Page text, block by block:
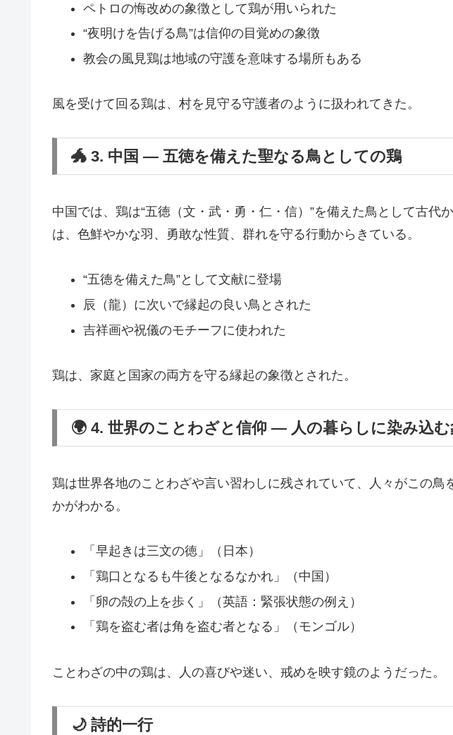
ペトロの悔改めの象徴として鶏が用いられた
“夜明けを告げる鳥”は信仰の目覚めの象徴
教会の風見鶏は地域の守護を意味する場所もある
風を受けて回る鶏は、村を見守る守護者のように扱われてきた。
🐲 3. 中国 ― 五徳を備えた聖なる鳥としての鶏
中国では、鶏は“五徳（文・武・勇・仁・信）”を備えた鳥として古代
は、色鮮やかな羽、勇敢な性質、群れを守る行動からきている。
“五徳を備えた鳥”として文献に登場
辰（龍）に次いで縁起の良い鳥とされた
吉祥画や祝儀のモチーフに使われた
鶏は、家庭と国家の両方を守る縁起の象徴とされた。
🌍 4. 世界のことわざと信仰 ― 人の暮らしに染み込む
鶏は世界各地のことわざや言い習わしに残されていて、人々がこの鳥
かがわかる。
「早起きは三文の徳」（日本）
「鶏口となるも牛後となるなかれ」（中国）
「卵の殻の上を歩く」（英語：緊張状態の例え）
「鶏を盗む者は角を盗む者となる」（モンゴル）
ことわざの中の鶏は、人の喜びや迷い、戒めを映す鏡のようだった。
🌙 詩的一行